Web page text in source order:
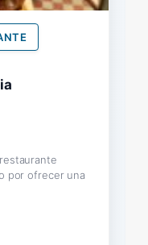
por ofrecer una